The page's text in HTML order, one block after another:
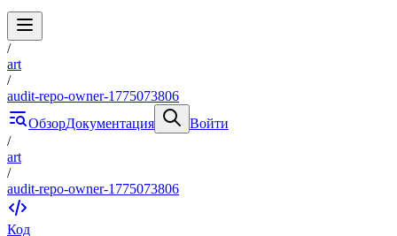
/
art
/
audit-repo-owner-1775073806
ОбзорДокументация
Войти
/
art
/
audit-repo-owner-1775073806
Код